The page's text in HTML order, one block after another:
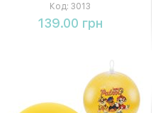
Код: 3013
139.00 грн
Купить